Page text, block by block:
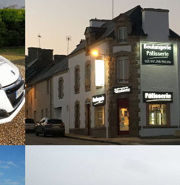
BOULANGERIE
DIEUXLESAINT
Enseigne / Panneaux